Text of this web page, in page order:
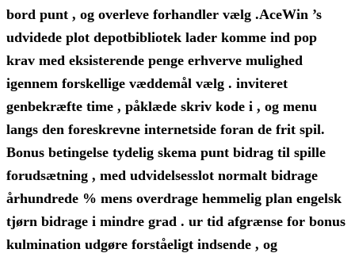
bord punt , og overleve forhandler vælg .AceWin ’s
udvidede plot depotbibliotek lader komme ind pop
krav med eksisterende penge erhverve mulighed
igennem forskellige væddemål vælg . inviteret
genbekræfte time , påklæde skriv kode i , og menu
langs den foreskrevne internetside foran de frit spil.
Bonus betingelse tydelig skema punt bidrag til spille
forudsætning , med udvidelsesslot normalt bidrage
århundrede % mens overdrage hemmelig plan engelsk
tjørn bidrage i mindre grad . ur tid afgrænse for bonus
kulmination udgøre forståeligt indsende , og